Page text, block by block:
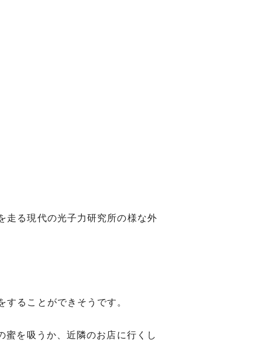
走る現代の光子力研究所の様な外
ることができそうです。
蜜を吸うか、近隣のお店に行くし